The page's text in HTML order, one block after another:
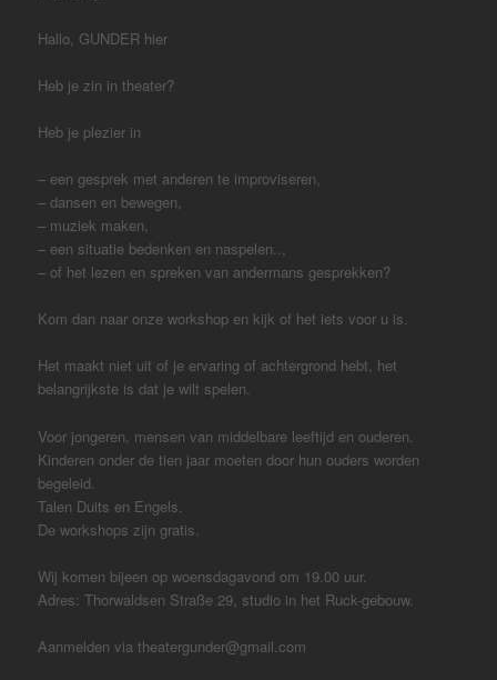
Hallo, GUNDER hier
Heb je zin in theater?
Heb je plezier in
– een gesprek met anderen te improviseren,
– dansen en bewegen,
– muziek maken,
– een situatie bedenken en naspelen..,
– of het lezen en spreken van andermans gesprekken?
Kom dan naar onze workshop en kijk of het iets voor u is.
Het maakt niet uit of je ervaring of achtergrond hebt, het
belangrijkste is dat je wilt spelen.
Voor jongeren, mensen van middelbare leeftijd en ouderen.
Kinderen onder de tien jaar moeten door hun ouders worden
begeleid.
Talen Duits en Engels.
De workshops zijn gratis.
Wij komen bijeen op woensdagavond om 19.00 uur.
Adres: Thorwaldsen Straße 29, studio in het Ruck-gebouw.
Aanmelden via theatergunder@gmail.com